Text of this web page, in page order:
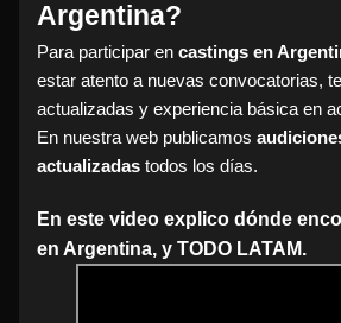
Argentina?
Para participar en castings en
estar atento a nuevas convocatorias,
actualizadas y experiencia básica en
En nuestra web publicamos
actualizadas todos los días.
En este video explico dónde
en Argentina, y TODO LATAM.